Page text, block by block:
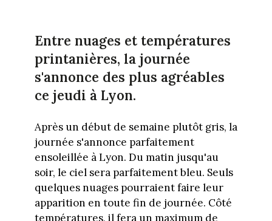
Entre nuages et températures
printanières, la journée
s'annonce des plus agréables
ce jeudi à Lyon.
Après un début de semaine plutôt gris, la
journée s'annonce parfaitement
ensoleillée à Lyon. Du matin jusqu'au
soir, le ciel sera parfaitement bleu. Seuls
quelques nuages pourraient faire leur
apparition en toute fin de journée. Côté
températures, il fera un maximum de